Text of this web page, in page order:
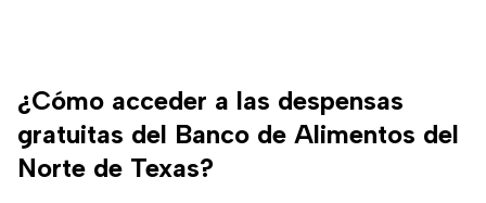
¿Cómo acceder a las despensas
gratuitas del Banco de Alimentos del
Norte de Texas?